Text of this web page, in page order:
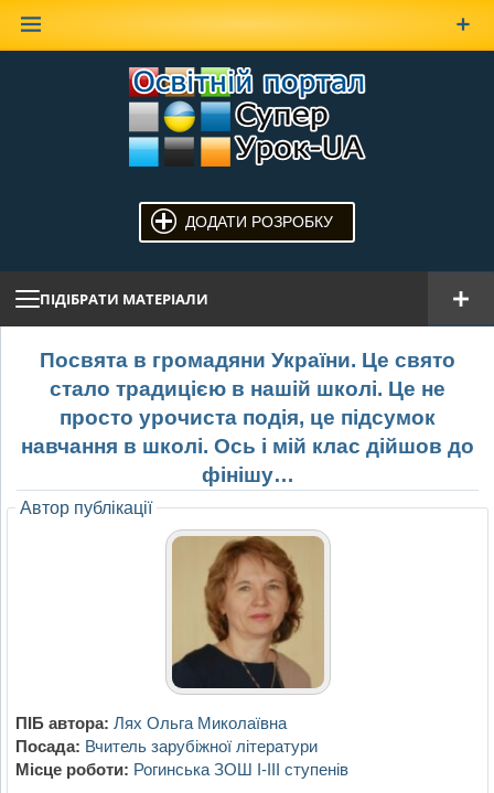
ДОДАТИ РОЗРОБКУ
ПІДІБРАТИ МАТЕРІАЛИ
Посвята в громадяни України. Це свято
стало традицією в нашій школі. Це не
просто урочиста подія, це підсумок
навчання в школі. Ось і мій клас дійшов до
фінішу…
Автор публікації
ПІБ автора: Лях Ольга Миколаївна
Посада: Вчитель зарубіжної літератури
Місце роботи: Рогинська ЗОШ І-ІІІ ступенів